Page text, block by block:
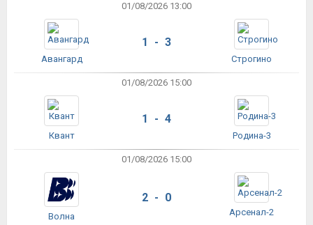
01/08/2026 13:00
Авангард
1 - 3
Строгино
01/08/2026 15:00
Квант
1 - 4
Родина-3
01/08/2026 15:00
Волна
2 - 0
Арсенал-2